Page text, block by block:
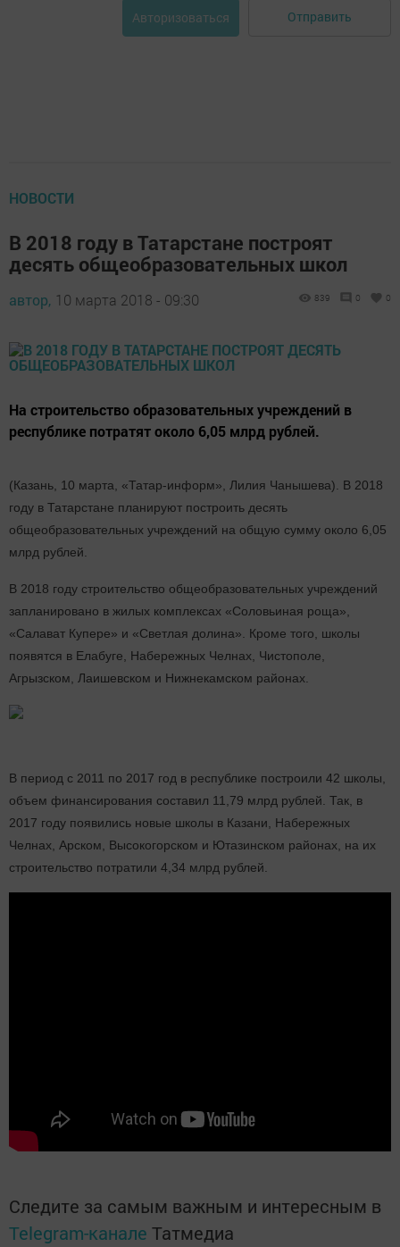
Авторизоваться Отправить
НОВОСТИ
В 2018 году в Татарстане построят
десять общеобразовательных школ
автор, 10 марта 2018 - 09:30 839 0 0
На строительство образовательных учреждений в
республике потратят около 6,05 млрд рублей.
(Казань, 10 марта, «Татар-информ», Лилия Чанышева). В 2018
году в Татарстане планируют построить десять
общеобразовательных учреждений на общую сумму около 6,05
млрд рублей.
В 2018 году строительство общеобразовательных учреждений
запланировано в жилых комплексах «Соловьиная роща»,
«Салават Купере» и «Светлая долина». Кроме того, школы
появятся в Елабуге, Набережных Челнах, Чистополе,
Агрызском, Лаишевском и Нижнекамском районах.
В период с 2011 по 2017 год в республике построили 42 школы,
объем финансирования составил 11,79 млрд рублей. Так, в
2017 году появились новые школы в Казани, Набережных
Челнах, Арском, Высокогорском и Ютазинском районах, на их
строительство потратили 4,34 млрд рублей.
Следите за самым важным и интересным в
Telegram-канале Татмедиа